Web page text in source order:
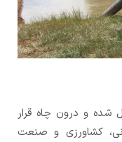
شده و درون چاه قرار
کشاورزی و صنعت